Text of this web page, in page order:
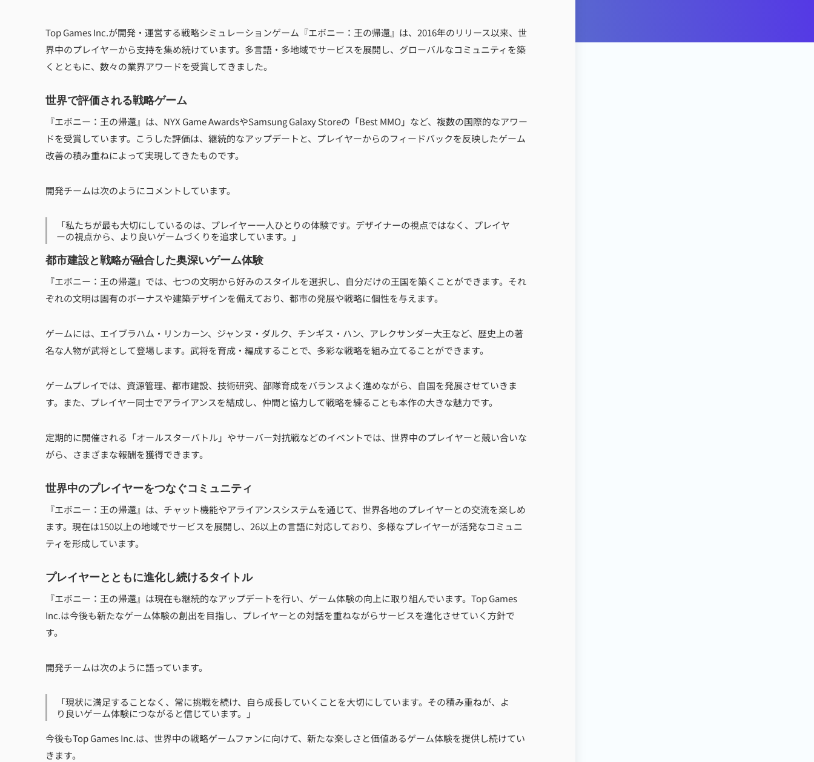
Top Games Inc.が開発・運営する戦略シミュレーションゲーム『エボニー：王の帰還』は、2016年のリリース以来、世
界中のプレイヤーから支持を集め続けています。多言語・多地域でサービスを展開し、グローバルなコミュニティを築
くとともに、数々の業界アワードを受賞してきました。
世界で評価される戦略ゲーム
『エボニー：王の帰還』は、NYX Game AwardsやSamsung Galaxy Storeの「Best MMO」など、複数の国際的なアワー
ドを受賞しています。こうした評価は、継続的なアップデートと、プレイヤーからのフィードバックを反映したゲーム
改善の積み重ねによって実現してきたものです。
開発チームは次のようにコメントしています。
「私たちが最も大切にしているのは、プレイヤー一人ひとりの体験です。デザイナーの視点ではなく、プレイヤ
ーの視点から、より良いゲームづくりを追求しています。」
都市建設と戦略が融合した奥深いゲーム体験
『エボニー：王の帰還』では、七つの文明から好みのスタイルを選択し、自分だけの王国を築くことができます。それ
ぞれの文明は固有のボーナスや建築デザインを備えており、都市の発展や戦略に個性を与えます。
ゲームには、エイブラハム・リンカーン、ジャンヌ・ダルク、チンギス・ハン、アレクサンダー大王など、歴史上の著
名な人物が武将として登場します。武将を育成・編成することで、多彩な戦略を組み立てることができます。
ゲームプレイでは、資源管理、都市建設、技術研究、部隊育成をバランスよく進めながら、自国を発展させていきま
す。また、プレイヤー同士でアライアンスを結成し、仲間と協力して戦略を練ることも本作の大きな魅力です。
定期的に開催される「オールスターバトル」やサーバー対抗戦などのイベントでは、世界中のプレイヤーと競い合いな
がら、さまざまな報酬を獲得できます。
世界中のプレイヤーをつなぐコミュニティ
『エボニー：王の帰還』は、チャット機能やアライアンスシステムを通じて、世界各地のプレイヤーとの交流を楽しめ
ます。現在は150以上の地域でサービスを展開し、26以上の言語に対応しており、多様なプレイヤーが活発なコミュニ
ティを形成しています。
プレイヤーとともに進化し続けるタイトル
『エボニー：王の帰還』は現在も継続的なアップデートを行い、ゲーム体験の向上に取り組んでいます。Top Games
Inc.は今後も新たなゲーム体験の創出を目指し、プレイヤーとの対話を重ねながらサービスを進化させていく方針で
す。
開発チームは次のように語っています。
「現状に満足することなく、常に挑戦を続け、自ら成長していくことを大切にしています。その積み重ねが、よ
り良いゲーム体験につながると信じています。」
今後もTop Games Inc.は、世界中の戦略ゲームファンに向けて、新たな楽しさと価値あるゲーム体験を提供し続けてい
きます。